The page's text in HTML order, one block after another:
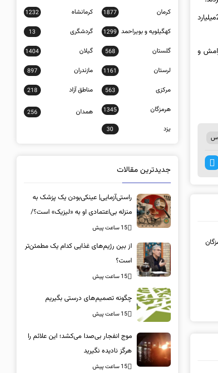
فرمانده انتظامی شهرستان بندر عباس با اشاره به اینکه در این رابطه یک نفر دستگیر شد، خاطرنشان کرد: کارشناسان ارزش محموله کشف شده را 2میلیارد
و
کرمان 1877 کرمانشاه 1232
کهگیلویه و بویراحمد 1299 گردشگری 13
گلستان 568 گیلان 1404
لرستان 1161 مازندران 897
مرکزی 563 مناطق آزاد 218
هرمزگان 1345 همدان 256
یزد 30
جدیدترین مقالات
راستی‌آزمایی| عینکی‌بودن یک پزشک به
منزله بی‌اعتمادی او به «لیزیک» است؟/
جراحان، چشم فرزندان خود را لیزیک
می‌کنند؟
15 ساعت پیش
از بین رژیم‌های غذایی کدام یک مطمئن‌تر
است؟‌
15 ساعت پیش
چگونه تصمیم‌های درستی بگیریم
15 ساعت پیش
موج انفجار بی‌صدا می‌کشد؛ این علائم را
هرگز نادیده نگیرید
15 ساعت پیش